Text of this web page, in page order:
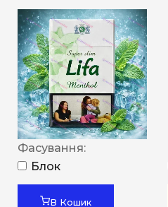
Фасування:
Блок
В Кошик